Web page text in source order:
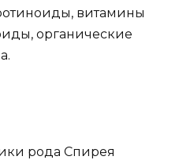
витамины
органические
рода Спирея